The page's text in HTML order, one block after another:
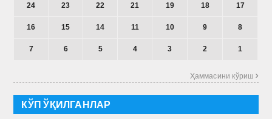
24 23 22 21 19 18 17
16 15 14 11 10 9 8
7 6 5 4 3 2 1
Ҳаммасини кўриш 
КЎП ЎҚИЛГАНЛАР